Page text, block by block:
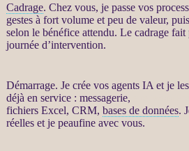
Cadrage. Chez vous, je passe vos
gestes à fort volume et peu de valeur,
selon le bénéfice attendu. Le cadragefait
journée d’intervention.
Démarrage. Je crée vos agents IA et je
déjà en service : messagerie,
fichiers Excel, CRM, bases de données.
réelles et je peaufine avec vous.